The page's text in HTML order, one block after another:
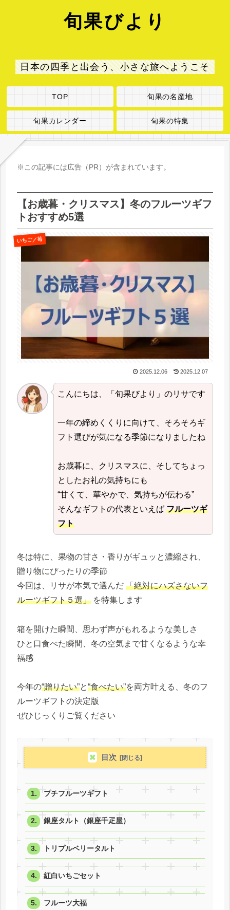
旬果びより
日本の四季と出会う、小さな旅へようこそ
TOP 旬果の名産地
旬果カレンダー 旬果の特集
※この記事には広告（PR）が含まれています。
【お歳暮・クリスマス】冬のフルーツギフ
トおすすめ5選
いちご／苺
2025.12.06 2025.12.07
こんにちは、「旬果びより」のリサです
一年の締めくくりに向けて、そろそろギ
フト選びが気になる季節になりましたね
お歳暮に、クリスマスに、そしてちょっ
としたお礼の気持ちにも
“甘くて、華やかで、気持ちが伝わる”
そんなギフトの代表といえばフルーツギ
フト
冬は特に、果物の甘さ・香りがギュッと濃縮され、
贈り物にぴったりの季節
今回は、リサが本気で選んだ 「絶対にハズさないフ
ルーツギフト５選」 を特集します
箱を開けた瞬間、思わず声がもれるような美しさ
ひと口食べた瞬間、冬の空気まで甘くなるような幸
福感
今年の“贈りたい”と“食べたい”を両方叶える、冬のフ
ルーツギフトの決定版
ぜひじっくりご覧ください
目次
プチフルーツギフト
銀座タルト（銀座千疋屋）
トリプルベリータルト
紅白いちごセット
フルーツ大福